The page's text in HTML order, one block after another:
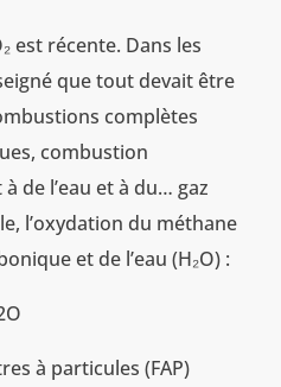
est récente. Dans les
que tout devait être
complètes
combustion
de l’eau et à du… gaz
l’oxydation du méthane
et de l’eau (H₂O) :
à particules (FAP)